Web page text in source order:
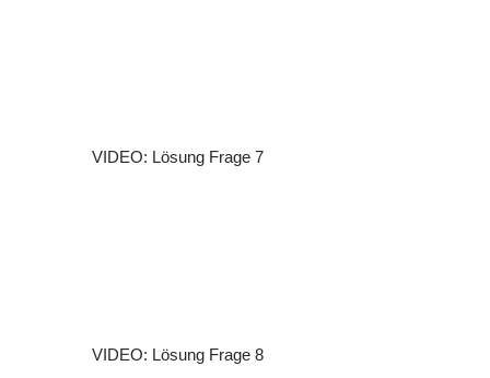
VIDEO: Lösung Frage 7
VIDEO: Lösung Frage 8